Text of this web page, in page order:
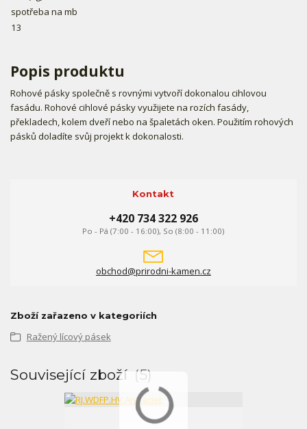
spotřeba na mb
13
Popis produktu
Rohové pásky společně s rovnými vytvoří dokonalou cihlovou
fasádu. Rohové cihlové pásky využijete na rozích fasády,
překladech, kolem dveří nebo na špaletách oken. Použitím rohových
pásků doladíte svůj projekt k dokonalosti.
Kontakt
+420 734 322 926
Po - Pá (7:00 - 16:00), So (8:00 - 11:00)
obchod@prirodni-kamen.cz
Zboží zařazeno v kategoriích
Ražený lícový pásek
Související zboží 5